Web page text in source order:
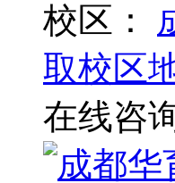
校区：
取校区
在线咨